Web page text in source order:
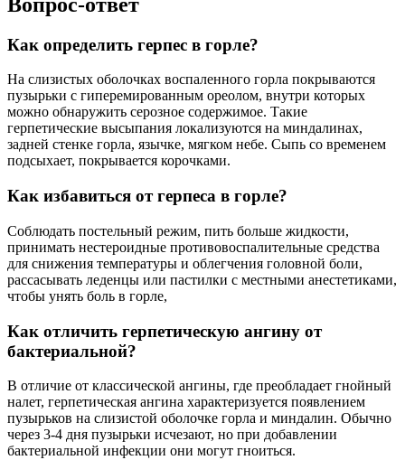
Как определить герпес в горле?
На слизистых оболочках воспаленного горла покрываются
пузырьки с гиперемированным ореолом, внутри которых
можно обнаружить серозное содержимое. Такие
герпетические высыпания локализуются на миндалинах,
задней стенке горла, язычке, мягком небе. Сыпь со временем
подсыхает, покрывается корочками.
Как избавиться от герпеса в горле?
Соблюдать постельный режим, пить больше жидкости,
принимать нестероидные противовоспалительные средства
для снижения температуры и облегчения головной боли,
рассасывать леденцы или пастилки с местными анестетиками,
чтобы унять боль в горле,
Как отличить герпетическую ангину от
бактериальной?
В отличие от классической ангины, где преобладает гнойный
налет, герпетическая ангина характеризуется появлением
пузырьков на слизистой оболочке горла и миндалин. Обычно
через 3-4 дня пузырьки исчезают, но при добавлении
бактериальной инфекции они могут гноиться.